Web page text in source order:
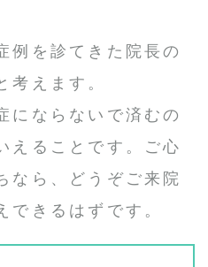
例を診てきた院長の
考えます。
にならないで済むの
えることです。ご心
なら、どうぞご来院
できるはずです。